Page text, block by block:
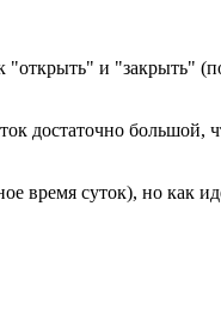
и "закрыть"
достаточно большой,
время суток), но как